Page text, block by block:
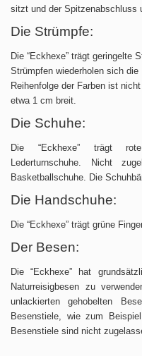
sitzt und der Spitzenabschluss
Die Strümpfe:
Die “Eckhexe” trägt geringelte
Strümpfen wiederholen sich
Reihenfolge der Farben ist
etwa 1 cm breit.
Die Schuhe:
Die “Eckhexe” trägt
Lederturnschuhe. Nicht
Basketballschuhe. Die
Die Handschuhe:
Die “Eckhexe” trägt grüne
Der Besen:
Die “Eckhexe” hat
Naturreisigbesen zu
unlackierten gehobelten
Besenstiele, wie zum
Besenstiele sind nicht